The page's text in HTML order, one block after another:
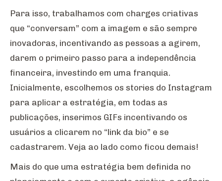
Para isso, trabalhamos com charges criativas
que “conversam” com a imagem e são sempre
inovadoras, incentivando as pessoas a agirem,
darem o primeiro passo para a independência
financeira, investindo em uma franquia.
Inicialmente, escolhemos os stories do Instagram
para aplicar a estratégia, em todas as
publicações, inserimos GIFs incentivando os
usuários a clicarem no “link da bio” e se
cadastrarem. Veja ao lado como ficou demais!
Mais do que uma estratégia bem definida no